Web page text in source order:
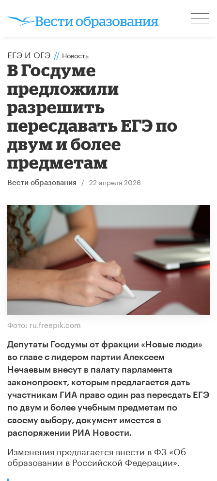
ЕГЭ И ОГЭ // Новость
В Госдуме
предложили
разрешить
пересдавать ЕГЭ по
двум и более
предметам
Вести образования / 22 апреля 2026
Фото: ru.freepik.com
Депутаты Госдумы от фракции «Новые люди»
во главе с лидером партии Алексеем
Нечаевым внесут в палату парламента
законопроект, которым предлагается дать
участникам ГИА право один раз пересдать ЕГЭ
по двум и более учебным предметам по
своему выбору, документ имеется в
распоряжении РИА Новости.
Изменения предлагается внести в ФЗ «Об
образовании в Российской Федерации».